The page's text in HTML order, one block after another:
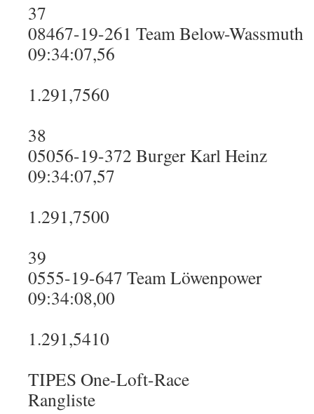
37
08467-19-261 Team Below-Wassmuth
09:34:07,56
1.291,7560
38
05056-19-372 Burger Karl Heinz
09:34:07,57
1.291,7500
39
0555-19-647 Team Löwenpower
09:34:08,00
1.291,5410
TIPES One-Loft-Race
Rangliste